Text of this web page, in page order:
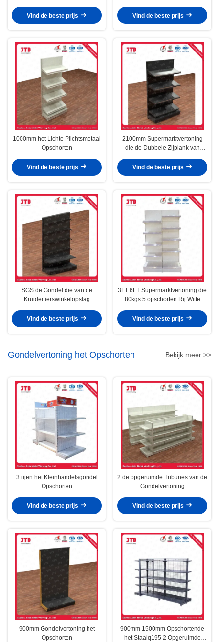
Vind de beste prijs
Vind de beste prijs
1000mm het Lichte Plichtsmetaal
Opschorten
Vind de beste prijs
2100mm Supermarktvertoning
die de Dubbele Zijplank van
Vind de beste prijs
SGS de Gondel die van de
Kruidenierswinkelopslag
Toebehorenvertoning opschorten
Vind de beste prijs
3FT 6FT Supermarktvertoning die
80kgs 5 opschorten Rij Witte
Vind de beste prijs
Gondelvertoning het Opschorten Bekijk meer >>
3 rijen het Kleinhandelsgondel
Opschorten
Vind de beste prijs
2 de opgeruimde Tribunes van de
Gondelvertoning
Vind de beste prijs
900mm Gondelvertoning het
Opschorten
900mm 1500mm Opschortende
het Staalq195 2 Opgeruimde